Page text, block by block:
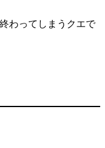
わってしまうクエで